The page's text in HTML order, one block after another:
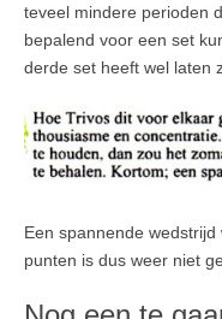
teveel mindere perioden
bepalend voor een set
derde set heeft wel laten
Een spannende
punten is dus weer niet